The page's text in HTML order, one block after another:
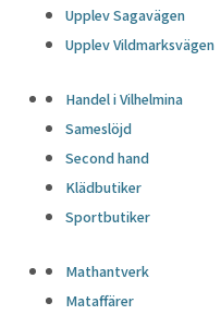
Upplev Sagavägen
Upplev Vildmarksvägen
Handel i Vilhelmina
Sameslöjd
Second hand
Klädbutiker
Sportbutiker
Mathantverk
Mataffärer